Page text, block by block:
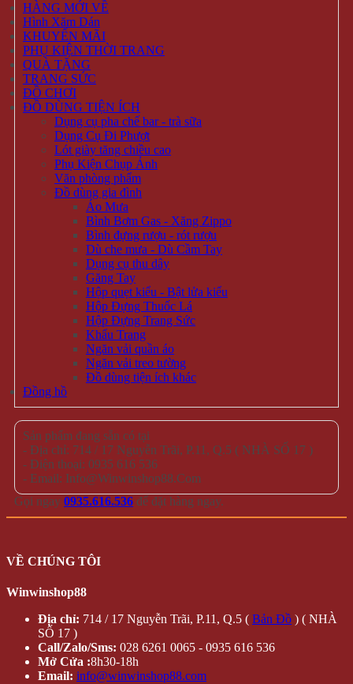
HÀNG MỚI VỀ
Hình Xăm Dán
KHUYẾN MÃI
PHỤ KIỆN THỜI TRANG
QUÀ TẶNG
TRANG SỨC
ĐỒ CHƠI
ĐỒ DÙNG TIỆN ÍCH
Dụng cụ pha chế bar - trà sữa
Dụng Cụ Đi Phượt
Lót giày tăng chiều cao
Phụ Kiện Chụp Ảnh
Văn phòng phẩm
Đồ dùng gia đình
Áo Mưa
Bình Bơm Gas - Xăng Zippo
Bình đựng rượu - rót rượu
Dù che mưa - Dù Cầm Tay
Dụng cụ thu dây
Găng Tay
Hộp quẹt kiểu - Bật lửa kiểu
Hộp Đựng Thuốc Lá
Hộp Đựng Trang Sức
Khẩu Trang
Ngăn vải quần áo
Ngăn vải treo tường
Đồ dùng tiện ích khác
Đồng hồ
Sản phẩm đang sẵn có tại
- Địa chỉ: 714 / 17 Nguyễn Trãi, P.11, Q.5 ( NHÀ SỐ 17 )
- Điện thoại: 0935 616 536
- Email: Info@Winwinshop88.Com
Gọi ngay 0935.616.536 để đặt hàng ngay.
VỀ CHÚNG TÔI
Winwinshop88
Địa chỉ: 714 / 17 Nguyễn Trãi, P.11, Q.5 ( Bản Đồ ) ( NHÀ
SỐ 17 )
Call/Zalo/Sms: 028 6261 0065 - 0935 616 536
Mở Cửa :8h30-18h
Email: info@winwinshop88.com